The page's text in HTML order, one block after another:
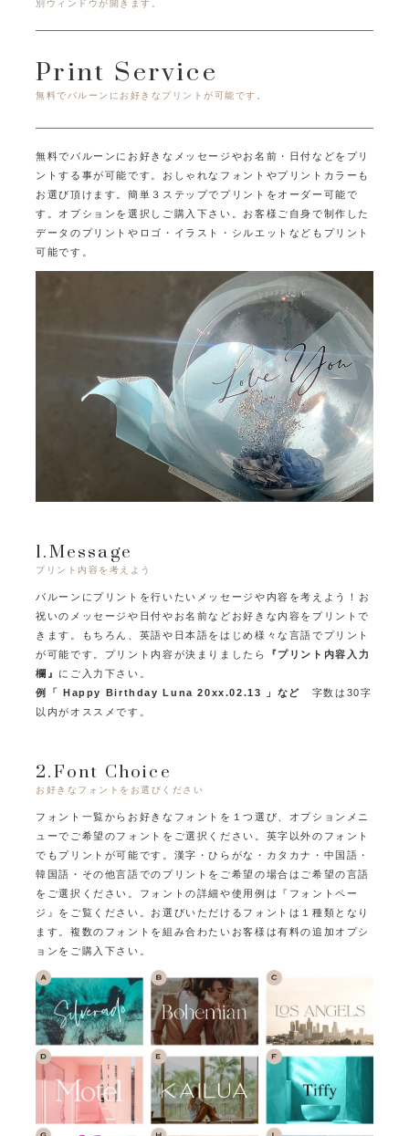
別ウィンドウが開きます。
Print Service
無料でバルーンにお好きなプリントが可能です。
無料でバルーンにお好きなメッセージやお名前・日付などをプリ
ントする事が可能です。 おしゃれなフォントやプリントカラーも
お選び頂けます。簡単３ステップでプリントをオーダー可能で
す。オプションを選択しご購入下さい。 お客様ご自身で制作した
データのプリントやロゴ・イラスト・シルエットなどもプリント
可能です。
1.Message
プリント内容を考えよう
バルーンにプリントを行いたいメッセージや内容を考えよう！
お
祝いのメッセージや日付やお名前などお好きな内容をプリントで
きます。
もちろん、英語や日本語をはじめ様々な言語でプリント
が可能です。 プリント内容が決まりましたら
『プリント内容入力
欄』 にご入力下さい。
例「 Happy Birthday Luna 20xx.02.13 」など 字数は30字
以内がオススメです。
2.Font Choice
お好きなフォントをお選びください
フォント一覧からお好きなフォントを１つ選び、オプションメニ
ューでご希望のフォントをご選択ください。 英字以外のフォント
でもプリントが可能です。 漢字・ひらがな・カタカナ・中国語・
韓国語・その他言語でのプリントをご希望の場合はご希望の言語
をご選択ください。
フォントの詳細や使用例は『フォントペー
ジ』をご覧ください。 お選びいただけるフォントは１種類となり
ます。 複数のフォントを組み合わたいお客様は有料の追加オプシ
ョンをご購入下さい。